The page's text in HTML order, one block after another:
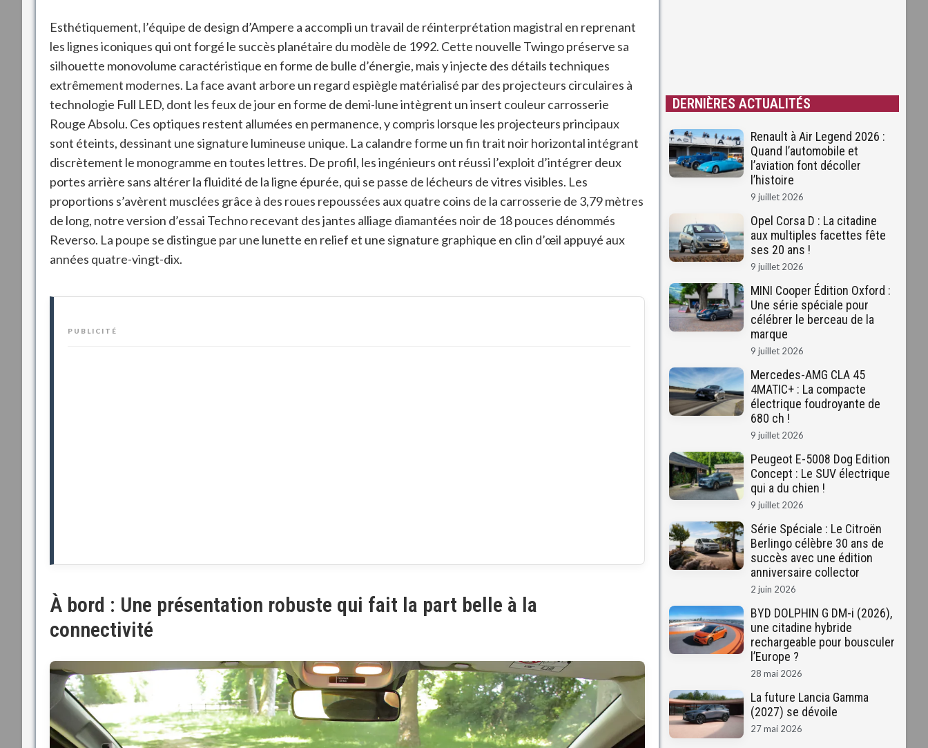
Esthétiquement, l’équipe de design d’Ampere a accompli un travail de réinterprétation magistral en reprenant
les lignes iconiques qui ont forgé le succès planétaire du modèle de 1992. Cette nouvelle Twingo préserve sa
silhouette monovolume caractéristique en forme de bulle d’énergie, mais y injecte des détails techniques
extrêmement modernes. La face avant arbore un regard espiègle matérialisé par des projecteurs circulaires à
technologie Full LED, dont les feux de jour en forme de demi-lune intègrent un insert couleur carrosserie
Rouge Absolu. Ces optiques restent allumées en permanence, y compris lorsque les projecteurs principaux
sont éteints, dessinant une signature lumineuse unique. La calandre forme un fin trait noir horizontal intégrant
discrètement le monogramme en toutes lettres. De profil, les ingénieurs ont réussi l’exploit d’intégrer deux
portes arrière sans altérer la fluidité de la ligne épurée, qui se passe de lécheurs de vitres visibles. Les
proportions s’avèrent musclées grâce à des roues repoussées aux quatre coins de la carrosserie de 3,79 mètres
de long, notre version d’essai Techno recevant des jantes alliage diamantées noir de 18 pouces dénommés
Reverso. La poupe se distingue par une lunette en relief et une signature graphique en clin d’œil appuyé aux
années quatre-vingt-dix.
À bord : Une présentation robuste qui fait la part belle à la
connectivité
DERNIÈRES ACTUALITÉS
Renault à Air Legend 2026 :
Quand l’automobile et
l’aviation font décoller
l’histoire
9 juillet 2026
Opel Corsa D : La citadine
aux multiples facettes fête
ses 20 ans !
9 juillet 2026
MINI Cooper Édition Oxford :
Une série spéciale pour
célébrer le berceau de la
marque
9 juillet 2026
Mercedes-AMG CLA 45
4MATIC+ : La compacte
électrique foudroyante de
680 ch !
9 juillet 2026
Peugeot E-5008 Dog Edition
Concept : Le SUV électrique
qui a du chien !
9 juillet 2026
Série Spéciale : Le Citroën
Berlingo célèbre 30 ans de
succès avec une édition
anniversaire collector
2 juin 2026
BYD DOLPHIN G DM-i (2026),
une citadine hybride
rechargeable pour bousculer
l’Europe ?
28 mai 2026
La future Lancia Gamma
(2027) se dévoile
27 mai 2026